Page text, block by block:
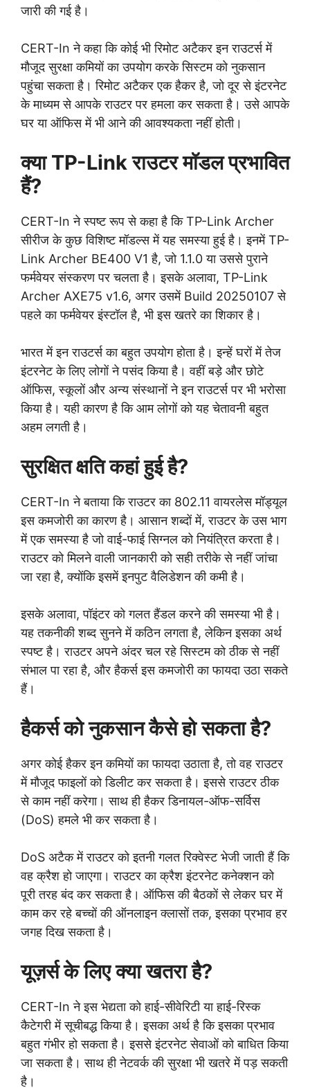
जारी की गई है।
CERT-In ने कहा कि कोई भी रिमोट अटैकर इन राउटर्स में
मौजूद सुरक्षा कमियों का उपयोग करके सिस्टम को नुकसान
पहुंचा सकता है। रिमोट अटैकर एक हैकर है, जो दूर से इंटरनेट
के माध्यम से आपके राउटर पर हमला कर सकता है। उसे आपके
घर या ऑफिस में भी आने की आवश्यकता नहीं होती।
क्या TP-Link राउटर मॉडल प्रभावित
हैं?
CERT-In ने स्पष्ट रूप से कहा है कि TP-Link Archer
सीरीज के कुछ विशिष्ट मॉडल्स में यह समस्या हुई है। इनमें TP-
Link Archer BE400 V1 है, जो 1.1.0 या उससे पुराने
फर्मवेयर संस्करण पर चलता है। इसके अलावा, TP-Link
Archer AXE75 v1.6, अगर उसमें Build 20250107 से
पहले का फर्मवेयर इंस्टॉल है, भी इस खतरे का शिकार है।
भारत में इन राउटर्स का बहुत उपयोग होता है। इन्हें घरों में तेज
इंटरनेट के लिए लोगों ने पसंद किया है। वहीं बड़े और छोटे
ऑफिस, स्कूलों और अन्य संस्थानों ने इन राउटर्स पर भी भरोसा
किया है। यही कारण है कि आम लोगों को यह चेतावनी बहुत
अहम लगती है।
सुरक्षित क्षति कहां हुई है?
CERT-In ने बताया कि राउटर का 802.11 वायरलेस मॉड्यूल
इस कमजोरी का कारण है। आसान शब्दों में, राउटर के उस भाग
में एक समस्या है जो वाई-फाई सिग्नल को नियंत्रित करता है।
राउटर को मिलने वाली जानकारी को सही तरीके से नहीं जांचा
जा रहा है, क्योंकि इसमें इनपुट वैलिडेशन की कमी है।
इसके अलावा, पॉइंटर को गलत हैंडल करने की समस्या भी है।
यह तकनीकी शब्द सुनने में कठिन लगता है, लेकिन इसका अर्थ
स्पष्ट है। राउटर अपने अंदर चल रहे सिस्टम को ठीक से नहीं
संभाल पा रहा है, और हैकर्स इस कमजोरी का फायदा उठा सकते
हैं।
हैकर्स को नुकसान कैसे हो सकता है?
अगर कोई हैकर इन कमियों का फायदा उठाता है, तो वह राउटर
में मौजूद फाइलों को डिलीट कर सकता है। इससे राउटर ठीक
से काम नहीं करेगा। साथ ही हैकर डिनायल-ऑफ-सर्विस
(DoS) हमले भी कर सकता है।
DoS अटैक में राउटर को इतनी गलत रिक्वेस्ट भेजी जाती हैं कि
वह क्रैश हो जाएगा। राउटर का क्रैश इंटरनेट कनेक्शन को
पूरी तरह बंद कर सकता है। ऑफिस की बैठकों से लेकर घर में
काम कर रहे बच्चों की ऑनलाइन क्लासों तक, इसका प्रभाव हर
जगह दिख सकता है।
यूज़र्स के लिए क्या खतरा है?
CERT-In ने इस भेद्यता को हाई-सीवेरिटी या हाई-रिस्क
कैटेगरी में सूचीबद्ध किया है। इसका अर्थ है कि इसका प्रभाव
बहुत गंभीर हो सकता है। इससे इंटरनेट सेवाओं को बाधित किया
जा सकता है। साथ ही नेटवर्क की सुरक्षा भी खतरे में पड़ सकती
है।